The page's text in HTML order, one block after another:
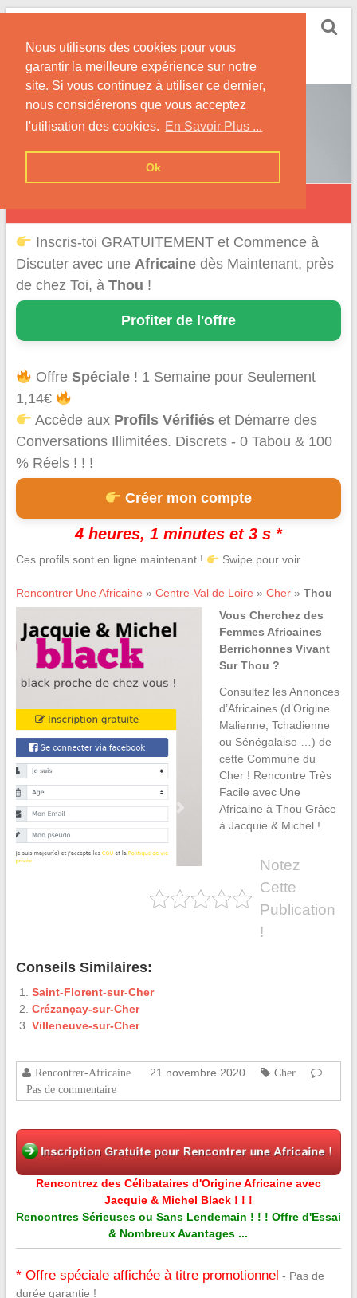
Nous utilisons des cookies pour vous
garantir la meilleure expérience sur notre
site. Si vous continuez à utiliser ce dernier,
nous considérerons que vous acceptez
l'utilisation des cookies. En Savoir Plus ...
Ok
Skip
content
Conseils et Infos pour la Rencontre d'une Belle
Africaine !
Inscris-toi GRATUITEMENT et Commence à
Discuter avec une Africainedès Maintenant, près
de chez Toi, à Thou !
Profiter de l'offre
OffreSpéciale ! 1 Semaine pour Seulement
1,14€
Accède aux Profils Vérifiés et Démarre des
Conversations Illimitées. Discrets - 0 Tabou & 100
% Réels ! ! !
Créer mon compte
4 heures, 1 minutes et 3 s *
Ces profils sont en ligne maintenant ! Swipe pour voir
Rencontrer Une Africaine » Centre-Val de Loire » Cher» Thou
Vous Cherchez des
Femmes Africaines
Berrichonnes Vivant
Sur Thou ?
Consultez les Annonces
d’Africaines (d’Origine
Malienne, Tchadienne
ou Sénégalaise …) de
cette Commune du
Cher ! Rencontre Très
Facile avec Une
Africaine à Thou Grâce
à Jacquie & Michel !
Notez
Cette
Publication
!
Conseils Similaires:
Saint-Florent-sur-Cher
Crézançay-sur-Cher
Villeneuve-sur-Cher
Rencontrer-Africaine 21 novembre 2020
Cher
Pas de commentaire
Rencontrez des Célibataires d'Origine Africaine avec
Jacquie & Michel Black ! ! !
Rencontres Sérieuses ou Sans Lendemain ! ! ! Offre d'Essai
& Nombreux Avantages ...
* Offre spéciale affichée à titre promotionnel - Pas de
durée garantie !